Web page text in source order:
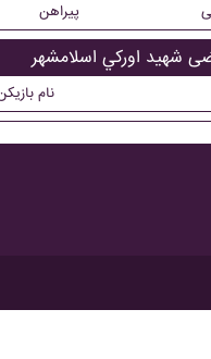
پیراهن
شهيد اورکي اسلامشهر
نام